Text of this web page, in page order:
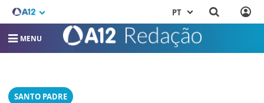
PT
MENU
SANTO PADRE